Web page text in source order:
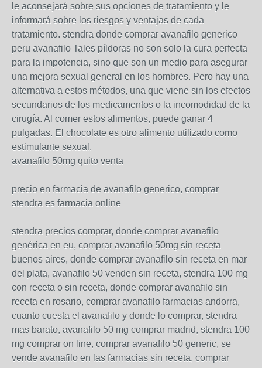
le aconsejará sobre sus opciones de tratamiento y le
informará sobre los riesgos y ventajas de cada
tratamiento. stendra donde comprar avanafilo generico
peru avanafilo Tales píldoras no son solo la cura perfecta
para la impotencia, sino que son un medio para asegurar
una mejora sexual general en los hombres. Pero hay una
alternativa a estos métodos, una que viene sin los efectos
secundarios de los medicamentos o la incomodidad de la
cirugía. Al comer estos alimentos, puede ganar 4
pulgadas. El chocolate es otro alimento utilizado como
estimulante sexual.
avanafilo 50mg quito venta
precio en farmacia de avanafilo generico, comprar
stendra es farmacia online
stendra precios comprar, donde comprar avanafilo
genérica en eu, comprar avanafilo 50mg sin receta
buenos aires, donde comprar avanafilo sin receta en mar
del plata, avanafilo 50 venden sin receta, stendra 100 mg
con receta o sin receta, donde comprar avanafilo sin
receta en rosario, comprar avanafilo farmacias andorra,
cuanto cuesta el avanafilo y donde lo comprar, stendra
mas barato, avanafilo 50 mg comprar madrid, stendra 100
mg comprar on line, comprar avanafilo 50 generic, se
vende avanafilo en las farmacias sin receta, comprar